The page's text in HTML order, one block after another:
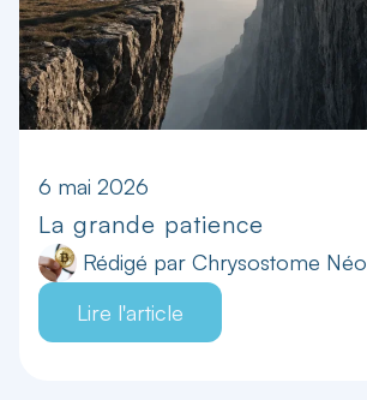
6 mai 2026
La grande patience
Rédigé par Chrysostome Néo
Lire l'article